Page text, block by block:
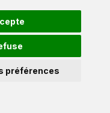
préférences
FOOT - RUE DES
de calme et de